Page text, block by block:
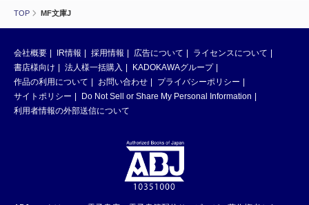
TOP MF文庫J
会社概要 IR情報 採用情報 広告について
ライセンスについて
書店様向け
法人様一括購入
KADOKAWAグループ
作品の利用について
お問い合わせ
プライバシーポリシー
サイトポリシー
Do Not Sell or Share My Personal Information
利用者情報の外部送信について